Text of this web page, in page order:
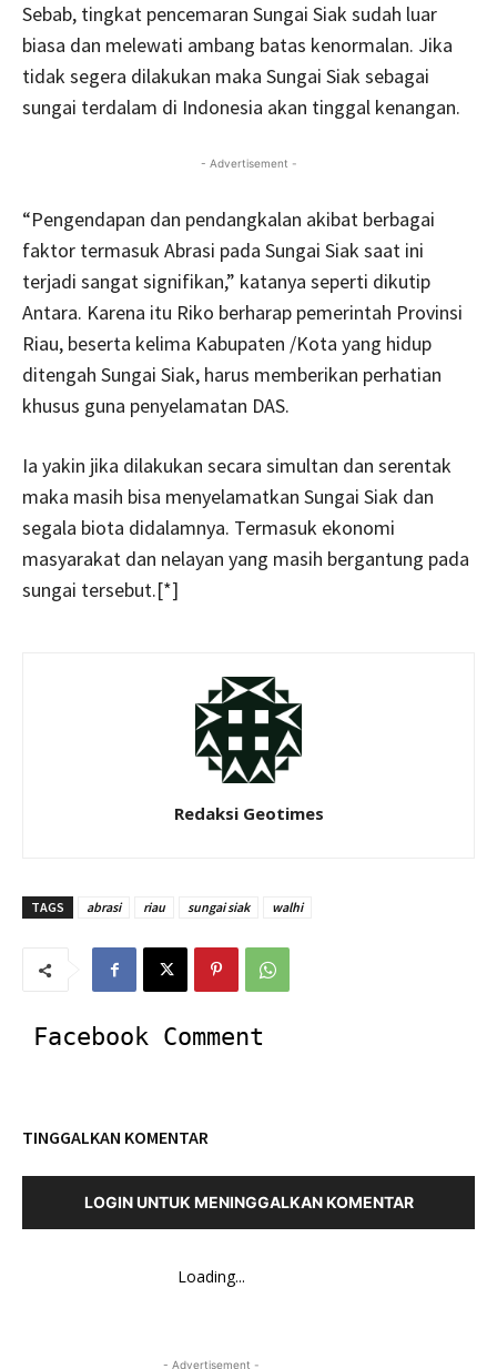
Sebab, tingkat pencemaran Sungai Siak sudah luar
biasa dan melewati ambang batas kenormalan. Jika
tidak segera dilakukan maka Sungai Siak sebagai
sungai terdalam di Indonesia akan tinggal kenangan.
- Advertisement -
“Pengendapan dan pendangkalan akibat berbagai
faktor termasuk Abrasi pada Sungai Siak saat ini
terjadi sangat signifikan,” katanya seperti dikutip
Antara. Karena itu Riko berharap pemerintah Provinsi
Riau, beserta kelima Kabupaten /Kota yang hidup
ditengah Sungai Siak, harus memberikan perhatian
khusus guna penyelamatan DAS.
Ia yakin jika dilakukan secara simultan dan serentak
maka masih bisa menyelamatkan Sungai Siak dan
segala biota didalamnya. Termasuk ekonomi
masyarakat dan nelayan yang masih bergantung pada
sungai tersebut.[*]
Redaksi Geotimes
TAGS abrasi riau sungai siak walhi
Facebook Comment
TINGGALKAN KOMENTAR
LOGIN UNTUK MENINGGALKAN KOMENTAR
Loading...
- Advertisement -